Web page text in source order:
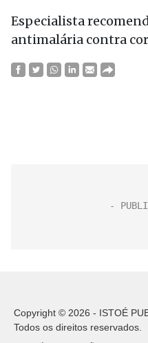
Especialista
antimalária contra
Copyright © 2026 - ISTOÉ
Todos os direitos reservados.